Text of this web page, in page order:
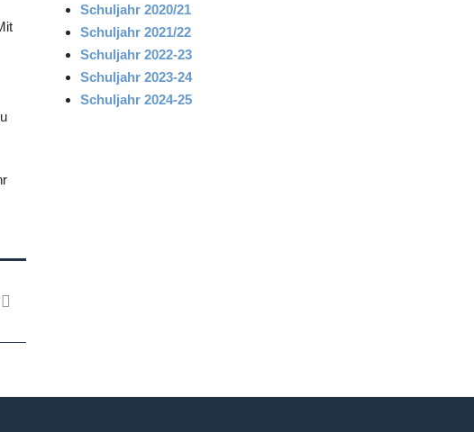
Schuljahr 2020/21
Schuljahr 2021/22
Schuljahr 2022-23
Schuljahr 2023-24
Schuljahr 2024-25